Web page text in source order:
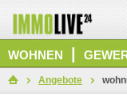
WOHNEN
Angebote